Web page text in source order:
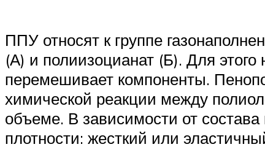
ППУ относят к группе
(А) и полиизоцианат (Б). Для этого
перемешивает компоненты.
химической реакции между
объеме. В зависимости от
плотности: жесткий или